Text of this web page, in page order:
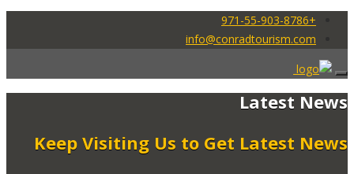
+971-55-903-8786
info@conradtourism.com
Latest News
Keep Visiting Us to Get Latest News